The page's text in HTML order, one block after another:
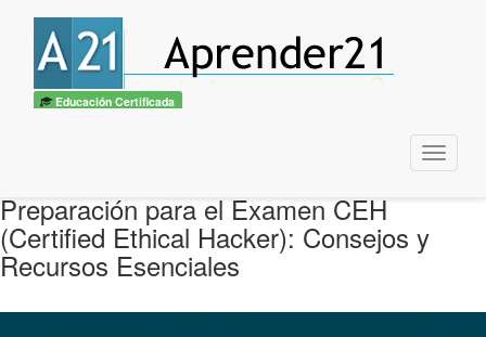
Educación Certificada
Menu
Preparación para el Examen CEH
(Certified Ethical Hacker): Consejos y
Recursos Esenciales